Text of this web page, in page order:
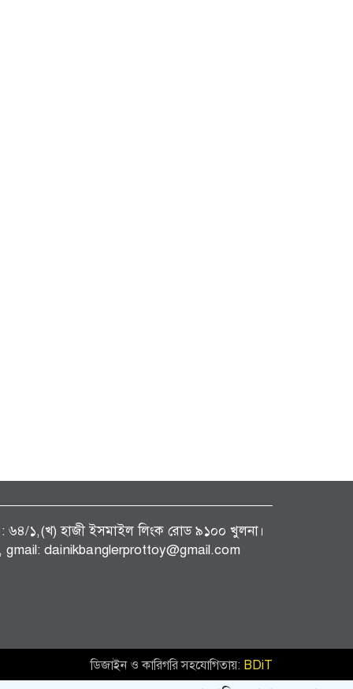
: ৬৪/১,(খ) হাজী ইসমাইল লিংক রোড ৯১০০ খুলনা।
dainikbanglerprottoy@gmail.com
ডিজাইন ও কারিগরি সহযোগিতায়: BDiT